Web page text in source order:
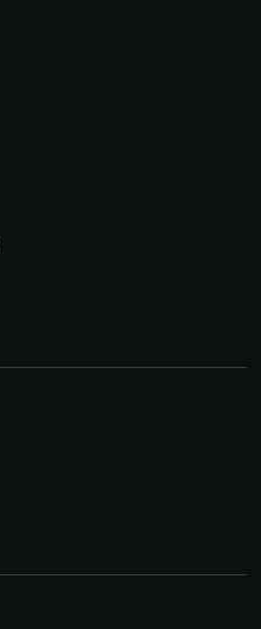
funzionamento